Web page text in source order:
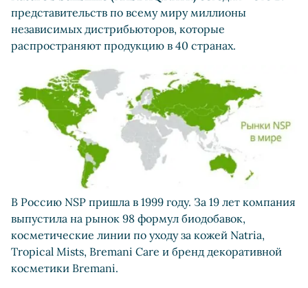
представительств по всему миру миллионы
независимых дистрибьюторов, которые
распространяют продукцию в 40 странах.
В Россию NSP пришла в 1999 году. За 19 лет компания
выпустила на рынок 98 формул биодобавок,
косметические линии по уходу за кожей Natria,
Tropical Mists, Bremani Care и бренд декоративной
косметики Bremani.